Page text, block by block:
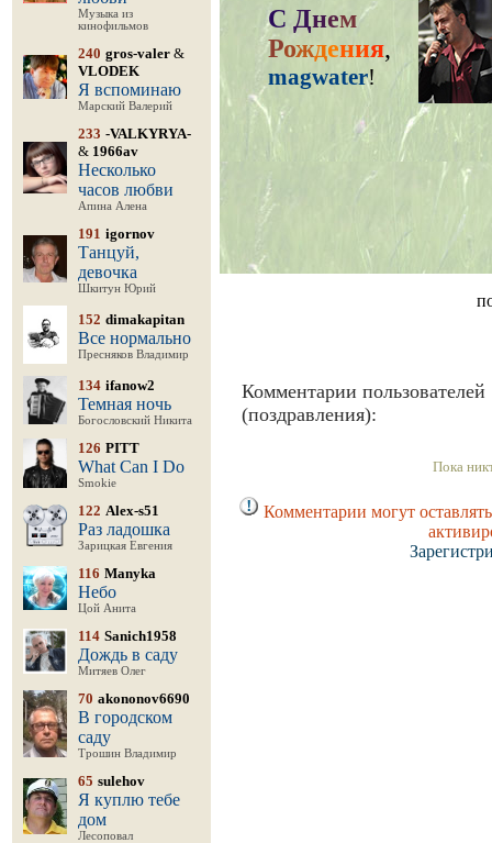
Музыка из
кинофильмов
240 gros-valer &
VLODEK
Я вспоминаю
Марский Валерий
233 -VALKYRYA-
& 1966av
Несколько
часов любви
Апина Алена
191 igornov
Танцуй,
девочка
Шкитун Юрий
152 dimakapitan
Все нормально
Пресняков Владимир
134 ifanow2
Темная ночь
Богословский Никита
126 PITT
What Can I Do
Smokie
122 Alex-s51
Раз ладошка
Зарицкая Евгения
116 Manyka
Небо
Цой Анита
114 Sanich1958
Дождь в саду
Митяев Олег
70 akononov6690
В городском
саду
Трошин Владимир
65 sulehov
Я куплю тебе
дом
Лесоповал
С Днем
Рождения,
magwater!
Комментарии пользователей
(поздравления):
Пока
Комментарии могут